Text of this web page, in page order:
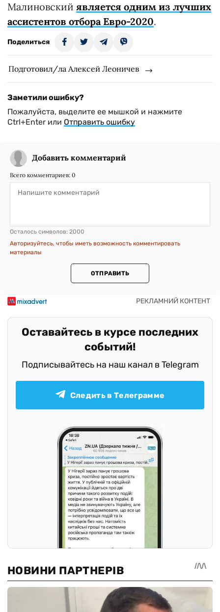
Малиновский является одним из лучших
ассистентов отбора Евро-2020.
Поделиться
Подготовил/ла Алексей Леоничев
Заметили ошибку?
Пожалуйста, выделите ее мышкой и нажмите
Ctrl+Enter или Отправить ошибку
Добавить комментарий
Всего комментариев: 0
Осталось символов: 2000
Авторизуйтесь, чтобы иметь возможность комментировать
материалы
ОТПРАВИТЬ
Оставайтесь в курсе последних
событий!
Подписывайтесь на наш канал в Telegram
Следить в Телеграмме